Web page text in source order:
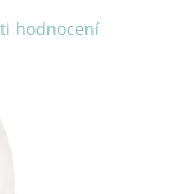
hodnocení